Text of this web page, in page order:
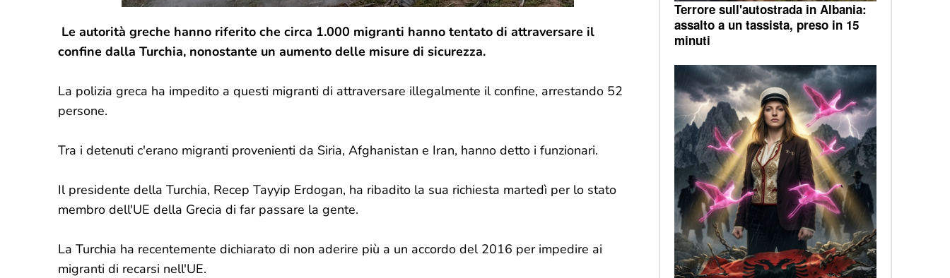
Le autorità greche hanno riferito che circa 1.000 migranti hanno tentato di attraversare il
confine dalla Turchia, nonostante un aumento delle misure di sicurezza.
La polizia greca ha impedito a questi migranti di attraversare illegalmente il confine, arrestando 52
persone.
Tra i detenuti c'erano migranti provenienti da Siria, Afghanistan e Iran, hanno detto i funzionari.
Il presidente della Turchia, Recep Tayyip Erdogan, ha ribadito la sua richiesta martedì per lo stato
membro dell'UE della Grecia di far passare la gente.
La Turchia ha recentemente dichiarato di non aderire più a un accordo del 2016 per impedire ai
migranti di recarsi nell'UE.
Terrore sull'autostrada in Albania:
assalto a un tassista, preso in 15
minuti